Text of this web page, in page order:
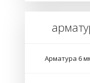
Арматура 6